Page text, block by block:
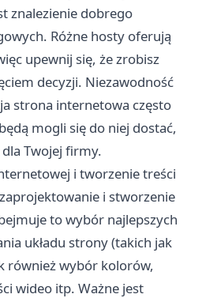
znalezienie dobrego
Różne hosty oferują
upewnij się, że zrobisz
decyzji. Niezawodność
strona internetowa często
mogli się do niej dostać,
Twojej firmy.
i tworzenie treści
i stworzenie
to wybór najlepszych
układu strony (takich jak
również wybór kolorów,
wideo itp. Ważne jest